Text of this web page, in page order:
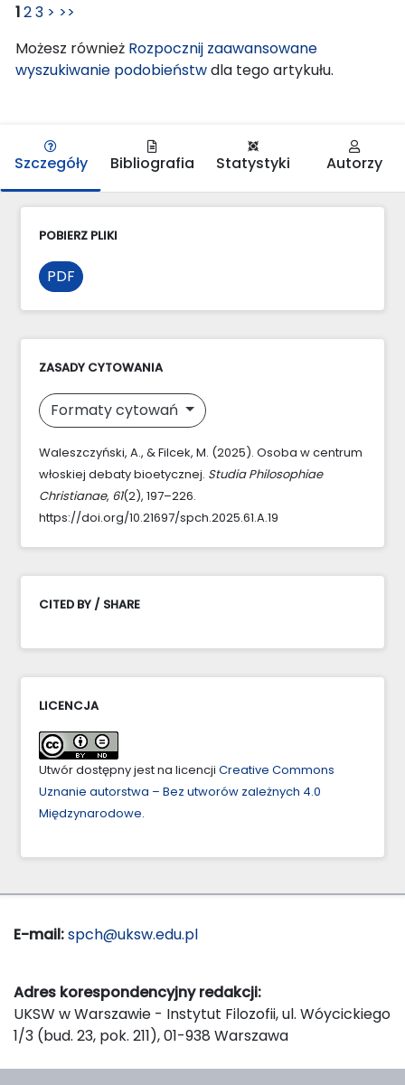
123 > >>
Możesz również Rozpocznij zaawansowane
wyszukiwanie podobieństwdla tego artykułu.
Szczegóły Bibliografia Statystyki Autorzy
POBIERZ PLIKI
PDF
ZASADY CYTOWANIA
Formaty cytowań
Waleszczyński, A., & Filcek, M. (2025). Osoba w centrum
włoskiej debaty bioetycznej. Studia Philosophiae
Christianae, 61(2), 197–226.
https://doi.org/10.21697/spch.2025.61.A.19
CITED BY / SHARE
LICENCJA
Utwór dostępny jest na licencji Creative Commons
Uznanie autorstwa – Bez utworów zależnych 4.0
Międzynarodowe.
E-mail:spch@uksw.edu.pl
Adres korespondencyjny redakcji:
UKSW w Warszawie - Instytut Filozofii, ul. Wóycickiego
1/3 (bud. 23, pok. 211), 01-938 Warszawa